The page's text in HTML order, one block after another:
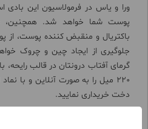
ورا و یاس در فرمولاسیون این
پوست شما خواهد شد. همچنین،
باکتریال و منقبض کننده پوست،
جلوگیری از ایجاد چین و چروک
گرمای آفتاب درونتان در قالب
220 میل را به صورت آنلاین و با
دخت خریداری نمایید.